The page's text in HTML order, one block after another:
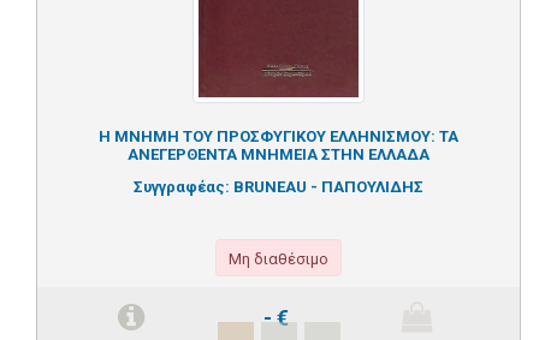
Η ΜΝΗΜΗ ΤΟΥ ΠΡΟΣΦΥΓΙΚΟΥ ΕΛΛΗΝΙΣΜΟΥ: ΤΑ
ΑΝΕΓΕΡΘΕΝΤΑ ΜΝΗΜΕΙΑ ΣΤΗΝ ΕΛΛΑΔΑ
Συγγραφέας: BRUNEAU - ΠΑΠΟΥΛΙΔΗΣ
Μη διαθέσιμο
- €